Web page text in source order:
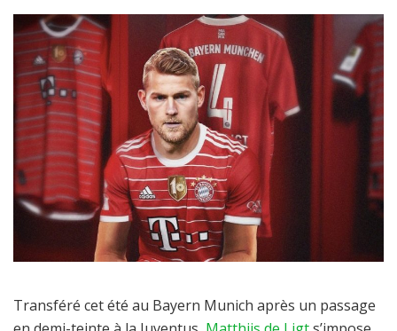
Transféré cet été au Bayern Munich après un passage